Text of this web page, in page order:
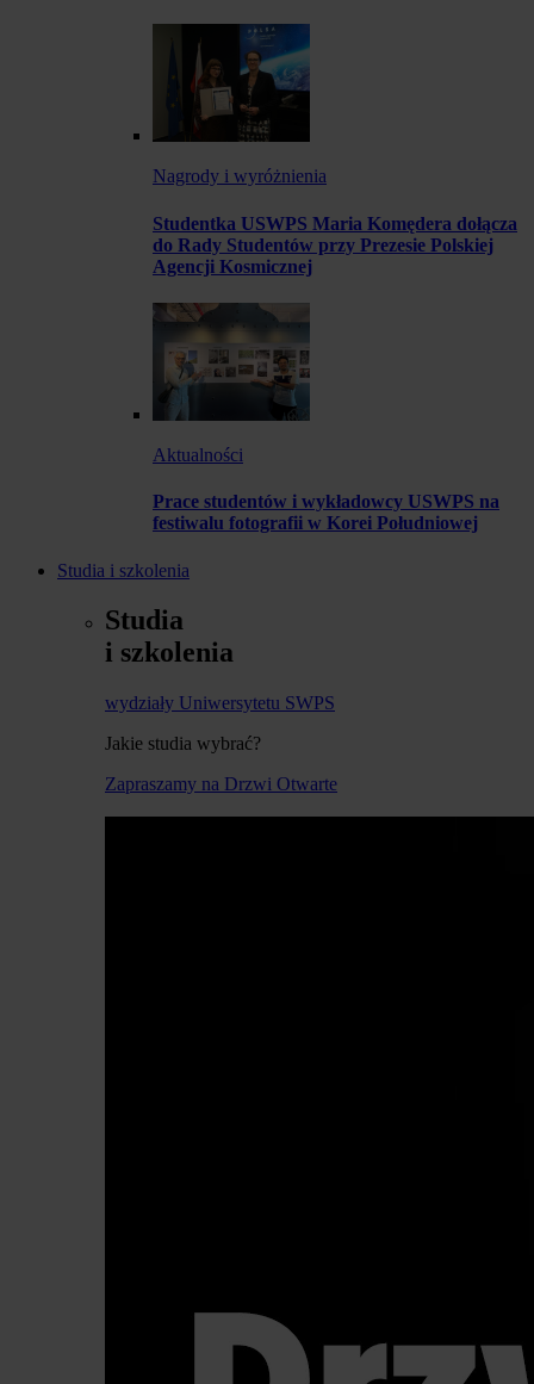
Nagrody i wyróżnienia
Studentka USWPS Maria Komędera dołącza
do Rady Studentów przy Prezesie Polskiej
Agencji Kosmicznej
Aktualności
Prace studentów i wykładowcy USWPS na
festiwalu fotografii w Korei Południowej
Studia i szkolenia
Studia
i szkolenia
wydziały Uniwersytetu SWPS
Jakie studia wybrać?
Zapraszamy na Drzwi Otwarte